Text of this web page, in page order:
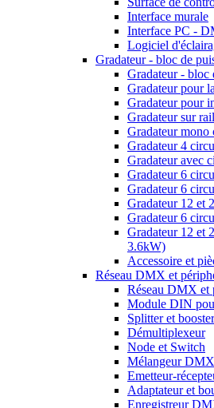
Interface murale
Interface PC -
Logiciel
Gradateur - bloc de
Gradateur - bloc
Gradateur pour
Gradateur pour
Gradateur sur
Gradateur
Gradateur 4
Gradateur avec
Gradateur 6
Gradateur 6
Gradateur 12 et
Gradateur 6
Gradateur 12 et
3.6kW)
Accessoire et
Réseau DMX et
Réseau DMX et
Module DIN
Splitter et
Démultiplexeur
Node et Switch
Mélangeur DMX
Emetteur-
Adaptateur et
Enregistreur